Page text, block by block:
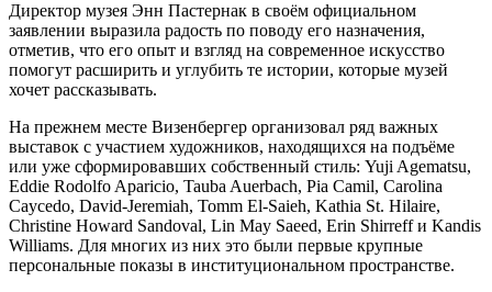
Директор музея Энн Пастернак в своём официальном
заявлении выразила радость по поводу его назначения,
отметив, что его опыт и взгляд на современное искусство
помогут расширить и углубить те истории, которые музей
хочет рассказывать.
На прежнем месте Визенбергер организовал ряд важных
выставок с участием художников, находящихся на подъёме
или уже сформировавших собственный стиль: Yuji Agematsu,
Eddie Rodolfo Aparicio, Tauba Auerbach, Pia Camil, Carolina
Caycedo, David‑Jeremiah, Tomm El‑Saieh, Kathia St. Hilaire,
Christine Howard Sandoval, Lin May Saeed, Erin Shirreff и Kandis
Williams. Для многих из них это были первые крупные
персональные показы в институциональном пространстве.